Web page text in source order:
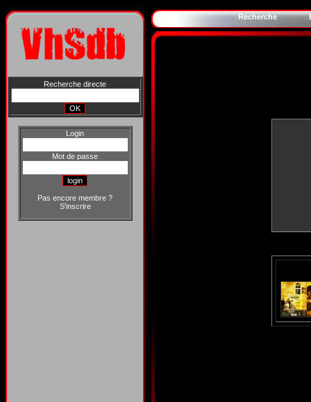
Recherche directe
Login
Mot de passe
Pas encore membre ?
S'inscrire
Recherche